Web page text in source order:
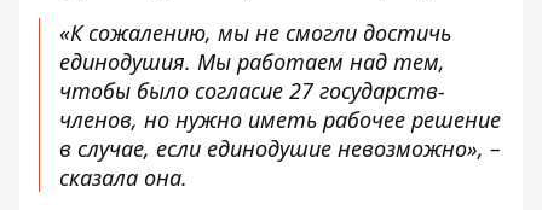
«К сожалению, мы не смогли достичь
единодушия. Мы работаем над тем,
чтобы было согласие 27 государств-
членов, но нужно иметь рабочее решение
в случае, если единодушие невозможно», –
сказала она.